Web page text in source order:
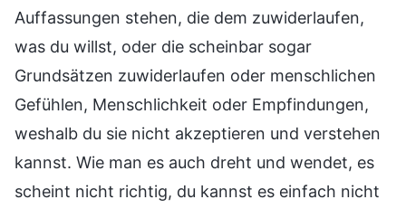
Auffassungen stehen, die dem zuwiderlaufen,
was du willst, oder die scheinbar sogar
Grundsätzen zuwiderlaufen oder menschlichen
Gefühlen, Menschlichkeit oder Empfindungen,
weshalb du sie nicht akzeptieren und verstehen
kannst. Wie man es auch dreht und wendet, es
scheint nicht richtig, du kannst es einfach nicht